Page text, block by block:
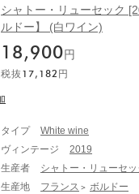
数：14.0% 味わい：白ワイン 貴腐ワ
ドヴォケイト：95+ ポイント
+ Reviewed by: Yohan
With 139 grams per liter of
ssec is one of the wines of the
s and spices. Full-bodied,
ty, leading to a long, fruity and
in new barrels for the Sémillon
r the Sauvignon Blanc, this
onths in the same barrels.
産地呼称：AOC. SAUTERNES
エ グラン・クリュ・クラッセ (
ン 25% アルコール度数：
貴腐ワイン The Wine Cellar Insider：98 ポイント Taste
tyle range with a focus on its
pineapple, vanilla, and just the
p everything off. It is cut, and
well as richness, balance, and
e of d'Yquem because it works
け、格付け最高峰のプルミエ
にランクされている「シャトー・デ
ロワールが生む上質なブドウを
協を許さず究極とも言える手間
ワインは、まさにソーテルヌ
味わい。 間違いなく貴腐ワインの最高峰であるディケ
ム。このワインはその長命さで
頃は10～100年も続くとされ、
計り知れないものがあります。 砂糖漬けのレモンや洋ナ
シ、オレンジマーマレードのよ
ランやフランジパンなどの香り
は蜜蝋、キャラメル、そして花
シャトー・リューセック
ルドー】 (白ワイン)
18,900 円
税抜 17,182 円
タイプ
White wine
ヴィンテージ
2019
生産者
シャトー・リューセッ
生産地
フランス
ボルドー